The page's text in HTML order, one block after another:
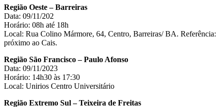
Região Oeste – Barreiras
Data: 09/11/202
Horário: 08h até 18h
Local: Rua Colino Mármore, 64, Centro, Barreiras/ BA. Referência:
próximo ao Cais.
Região São Francisco – Paulo Afonso
Data: 09/11/2023
Horário: 14h30 às 17:30
Local: Unirios Centro Universitário
Região Extremo Sul – Teixeira de Freitas